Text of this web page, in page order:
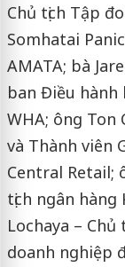
Chủ tịch Tập
Somhatai
AMATA; bà
ban Điều hành
WHA; ông Ton
và Thành viên
Central Retail;
tịch ngân hàng
Lochaya – Chủ
doanh nghiệp